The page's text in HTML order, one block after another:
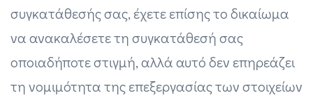
συγκατάθεσής σας, έχετε επίσης το δικαίωμα
να ανακαλέσετε τη συγκατάθεσή σας
οποιαδήποτε στιγμή, αλλά αυτό δεν επηρεάζει
τη νομιμότητα της επεξεργασίας των στοιχείων